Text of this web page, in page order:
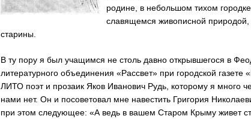
родине, в небольшом тихом
славящемся живописной
старины.
В ту пору я был учащимся не столь давно открывшегося в
литературного объединения «Рассвет» при городской
ЛИТО поэт и прозаик Яков Иванович Рудь, которому я много
нами нет. Он и посоветовал мне навестить Григория
при этом следующее: «А ведь в вашем Старом Крыму живет